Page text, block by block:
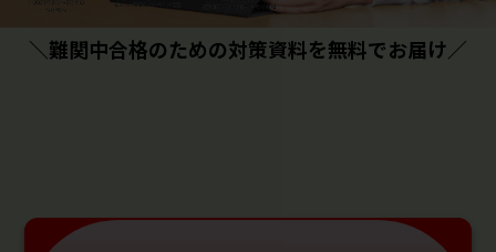
＼難関中合格のための対策資料を無料でお届け／